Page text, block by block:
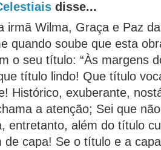
disse...
irmã Wilma, Graça e Paz
quando soube que esta
o seu título: “Às margens
título lindo! Que título
Histórico, exuberante,
a atenção; Sei que
entretanto, além do título
de capa! Se o título e a